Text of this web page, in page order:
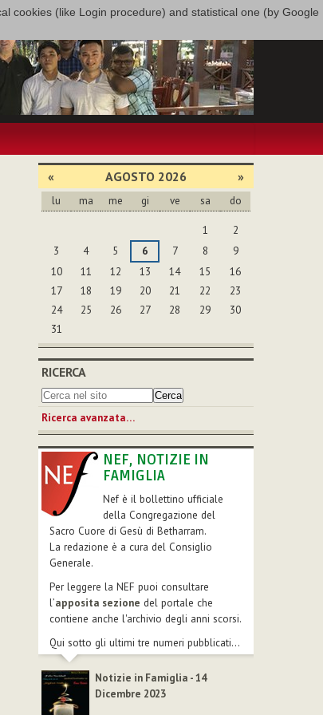
cookies (like Login procedure) and statistical one (by Google
« AGOSTO 2026 »
lu ma me gi ve sa do
1
2
3
4 5 6 7 8
9
10
11 12 13 14 15
16
17
18 19 20 21 22
23
24
25 26 27 28 29
30
31
RICERCA
Ricerca avanzata…
NEF, NOTIZIE IN
FAMIGLIA
Nef è il bollettino ufficiale
della Congregazione del
Sacro Cuore di Gesù di Betharram.
La redazione è a cura del Consiglio
Generale.
Per leggere la NEF puoi consultare
l’apposita sezione del portale che
contiene anche l'archivio degli anni scorsi.
Qui sotto gli ultimi tre numeri pubblicati...
Notizie in Famiglia - 14
Dicembre 2023